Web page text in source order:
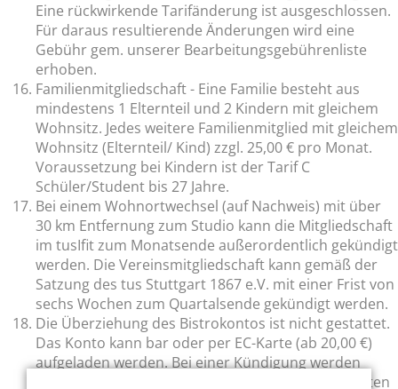
Eine rückwirkende Tarifänderung ist ausgeschlossen.
Für daraus resultierende Änderungen wird eine
Gebühr gem. unserer Bearbeitungsgebührenliste
erhoben.
Familienmitgliedschaft - Eine Familie besteht aus
mindestens 1 Elternteil und 2 Kindern mit gleichem
Wohnsitz. Jedes weitere Familienmitglied mit gleichem
Wohnsitz (Elternteil/ Kind) zzgl. 25,00 € pro Monat.
Voraussetzung bei Kindern ist der Tarif C
Schüler/Student bis 27 Jahre.
Bei einem Wohnortwechsel (auf Nachweis) mit über
30 km Entfernung zum Studio kann die Mitgliedschaft
im tusIfit zum Monatsende außerordentlich gekündigt
werden. Die Vereinsmitgliedschaft kann gemäß der
Satzung des tus Stuttgart 1867 e.V. mit einer Frist von
sechs Wochen zum Quartalsende gekündigt werden.
Die Überziehung des Bistrokontos ist nicht gestattet.
Das Konto kann bar oder per EC-Karte (ab 20,00 €)
aufgeladen werden. Bei einer Kündigung werden
offene Posten des Bistrokontos mit dem dem letzten